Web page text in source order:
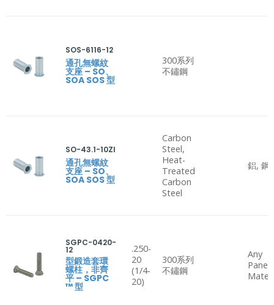
SOS-6116-12
通孔無螺紋
支座 – SO、
SOA SOS 型
300系列
不鏽鋼
SO-43.1-10ZI
通孔無螺紋
支座 – SO、
SOA SOS 型
Carbon
Steel,
Heat-
Treated
Carbon
Steel
鋁, 鋼
SGPC-0420-
12
型鍛造套環
螺柱，非齊
平 – SGPC
™ 型
.250-
20
(1/4-
20)
300系列
不鏽鋼
Any
Panel